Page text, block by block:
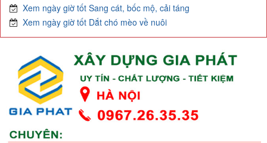
Xem ngày giờ tốt Sang cát, bốc mộ, cải táng
Xem ngày giờ tốt Dắt chó mèo về nuôi